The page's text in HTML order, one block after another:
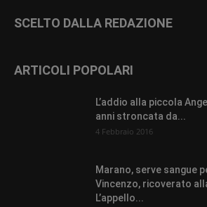
SCELTO DALLA REDAZIONE
ARTICOLI POPOLARI
L’addio alla piccola
anni stroncata da...
4 Febbraio 2016
Marano, serve sangue
Vincenzo, ricoverato
L’appello...